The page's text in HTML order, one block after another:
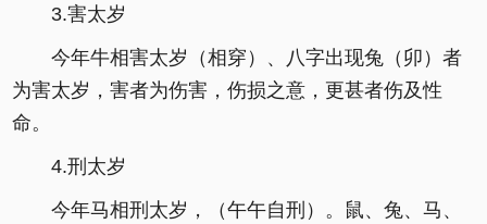
3.害太岁
今年牛相害太岁（相穿）、八字出现兔（卯）者
为害太岁，害者为伤害，伤损之意，更甚者伤及性
命。
4.刑太岁
今年马相刑太岁，（午午自刑）。鼠、兔、马、